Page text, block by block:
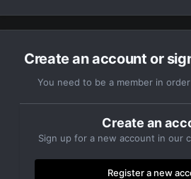
https://vk.com/
Create an account or
You need to be a member in
Create an
Sign up for a new account in our
Register a new